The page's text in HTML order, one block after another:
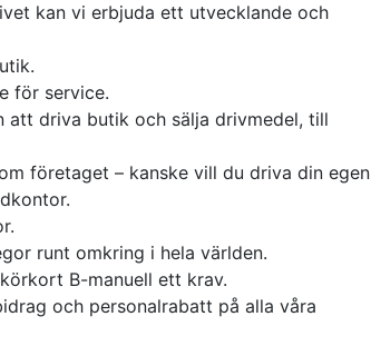
kan vi erbjuda ett utvecklande och
för service.
att driva butik och sälja drivmedel, till
företaget – kanske vill du driva din egen
runt omkring i hela världen.
B-manuell ett krav.
och personalrabatt på alla våra